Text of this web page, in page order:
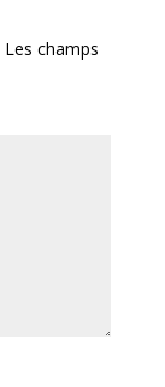
Les champs